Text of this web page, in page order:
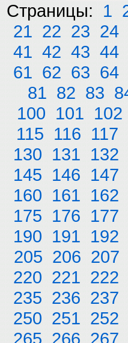
Страницы: 1
21 22 23 24
41 42 43 44
61 62 63 64
81 82 83
100 101 102
115 116 117
130 131 132
145 146 147
160 161 162
175 176 177
190 191 192
205 206 207
220 221 222
235 236 237
250 251 252
265 266 267